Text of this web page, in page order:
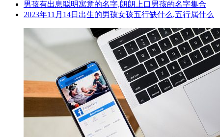
男孩有出息聪明寓意的名字,朗朗上口男孩的名字集合
2023年11月14日出生的男孩女孩五行缺什么,五行属什么